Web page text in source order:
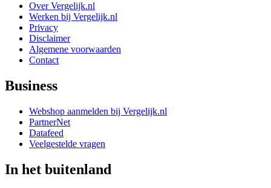
Over Vergelijk.nl
Werken bij Vergelijk.nl
Privacy
Disclaimer
Algemene voorwaarden
Contact
Business
Webshop aanmelden bij Vergelijk.nl
PartnerNet
Datafeed
Veelgestelde vragen
In het buitenland